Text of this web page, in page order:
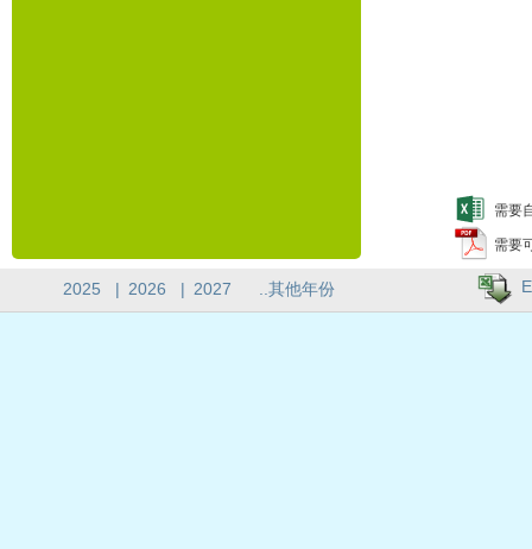
需要
需要
2025 | 2026 | 2027 ..其他年份